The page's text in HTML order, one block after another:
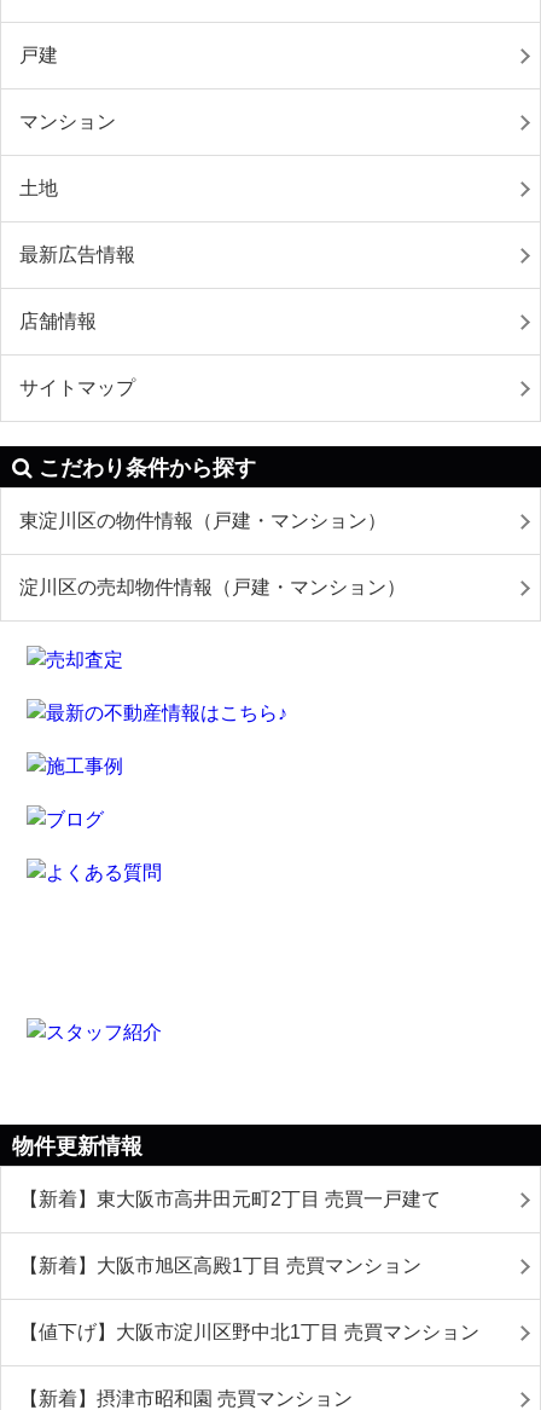
戸建
マンション
土地
最新広告情報
店舗情報
サイトマップ
こだわり条件から探す
東淀川区の物件情報（戸建・マンション）
淀川区の売却物件情報（戸建・マンション）
物件更新情報
【新着】東大阪市高井田元町2丁目 売買一戸建て
【新着】大阪市旭区高殿1丁目 売買マンション
【値下げ】大阪市淀川区野中北1丁目 売買マンション
【新着】摂津市昭和園 売買マンション